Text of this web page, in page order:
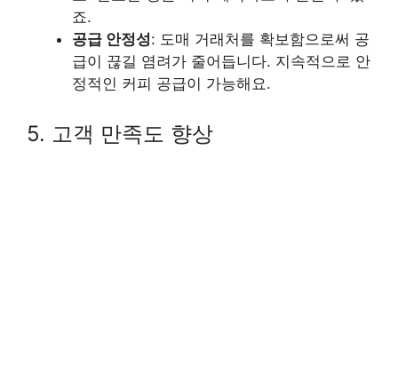
죠.
공급 안정성: 도매 거래처를 확보함으로써 공
급이 끊길 염려가 줄어듭니다. 지속적으로 안
정적인 커피 공급이 가능해요.
5. 고객 만족도 향상